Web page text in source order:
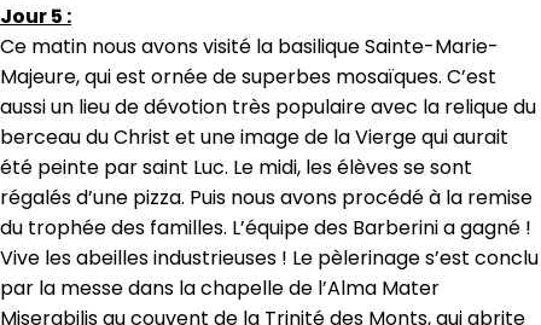
Jour 5 :
Ce matin nous avons visité la basilique Sainte-Marie-
Majeure, qui est ornée de superbes mosaïques. C’est
aussi un lieu de dévotion très populaire avec la relique du
berceau du Christ et une image de la Vierge qui aurait
été peinte par saint Luc. Le midi, les élèves se sont
régalés d’une pizza. Puis nous avons procédé à la remise
du trophée des familles. L’équipe des Barberini a gagné !
Vive les abeilles industrieuses ! Le pèlerinage s’est conclu
par la messe dans la chapelle de l’Alma Mater
Miserabilis au couvent de la Trinité des Monts, qui abrite